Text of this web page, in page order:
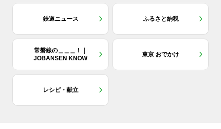
鉄道ニュース ふるさと納税
常磐線の＿＿＿！｜
JOBANSEN KNOW
東京 おでかけ
レシピ・献立